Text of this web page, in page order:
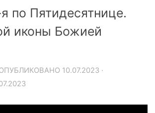
по Пятидесятнице.
иконы Божией
ОПУБЛИКОВАНО 10.07.2023 ·